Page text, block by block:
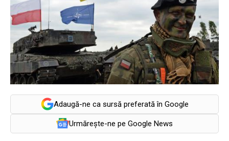
Adaugă-ne ca sursă preferată în Google
Urmărește-ne pe Google News